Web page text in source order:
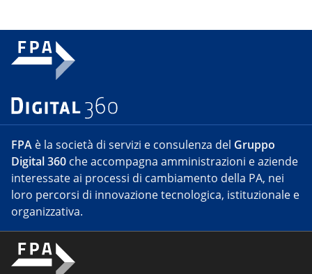
FPA è la società di servizi e consulenza del Gruppo
Digital 360 che accompagna amministrazioni e aziende
interessate ai processi di cambiamento della PA, nei
loro percorsi di innovazione tecnologica, istituzionale e
organizzativa.